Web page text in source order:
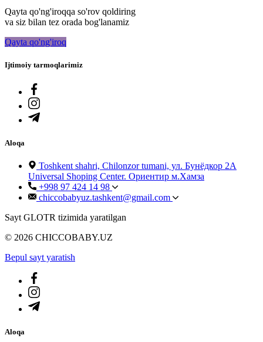
Qayta qo'ng'iroqqa so'rov qoldiring
va siz bilan tez orada bog'lanamiz
Qayta qo'ng'iroq
Ijtimoiy tarmoqlarimiz
Aloqa
Toshkent shahri, Chilonzor tumani, ул. Бунёдкор 2А
Universal Shoping Center. Ориентир м.Хамза
+998 97 424 14 98
chiccobabyuz.tashkent@gmail.com
Sayt GLOTR tizimida yaratilgan
© 2026 CHICCOBABY.UZ
Bepul sayt yaratish
Aloqa